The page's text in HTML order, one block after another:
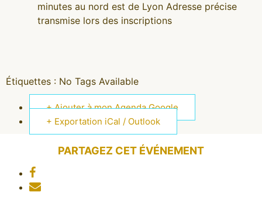
minutes au nord est de Lyon Adresse précise
transmise lors des inscriptions
Étiquettes : No Tags Available
+ Ajouter à mon Agenda Google
+ Exportation iCal / Outlook
PARTAGEZ CET ÉVÉNEMENT